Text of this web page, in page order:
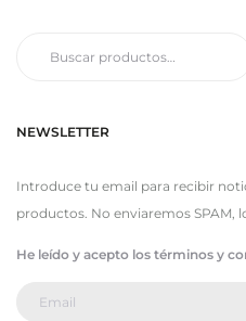
NEWSLETTER
Introduce tu email para recibir
productos. No enviaremos SPAM,
He leído y acepto los términos y